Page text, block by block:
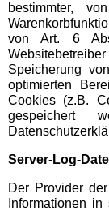
HolstenTherme
Ostsee-Therme
Subtropisches
Ausflugstipps
bestimmter,
von Art. 6
Speicherung
optimierten
Cookies (z.B.
gespeichert
Server-Log-
Der Provider
Informationen